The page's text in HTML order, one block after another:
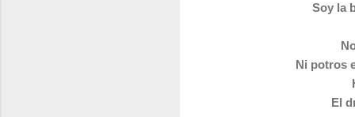
Soy la
Ni potros
El